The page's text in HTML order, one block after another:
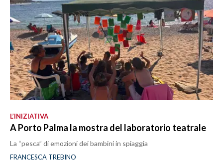
L’INIZIATIVA
A Porto Palma la mostra del laboratorio teatrale
La “pesca” di emozioni dei bambini in spiaggia
FRANCESCA TREBINO